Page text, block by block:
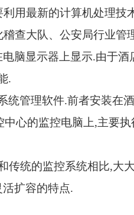
利用最新的计算机处理技
查大队、公安局行业管
电脑显示器上显示.由于酒
.
统管理软件.前者安装在
中心的监控电脑上,主要
传统的监控系统相比,大
扩容的特点.